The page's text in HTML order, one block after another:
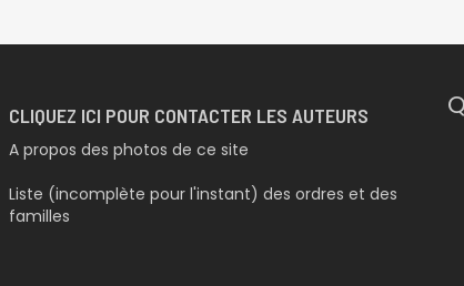
CLIQUEZ ICI POUR CONTACTER LES AUTEURS
A propos des photos de ce site
Liste (incomplète pour l'instant) des ordres et des
familles